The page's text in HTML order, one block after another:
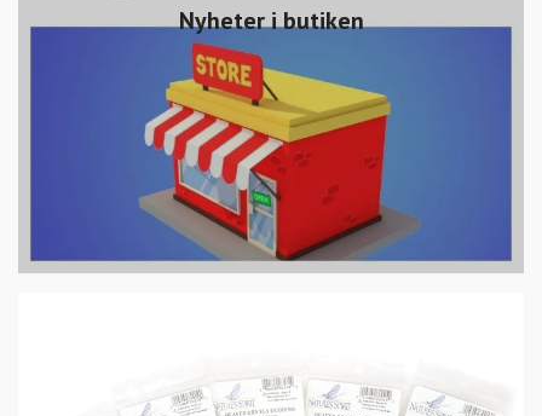
Nyheter i butiken